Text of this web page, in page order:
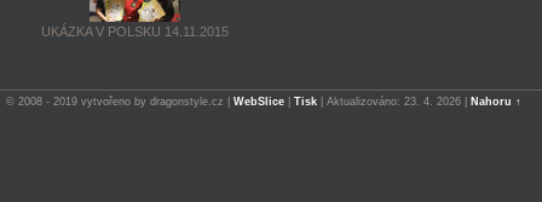
UKÁZKA V POLSKU 14.11.2015
© 2008 - 2019 vytvořeno by dragonstyle.cz | WebSlice Tisk Aktualizováno: 23. 4. 2026 Nahoru ↑